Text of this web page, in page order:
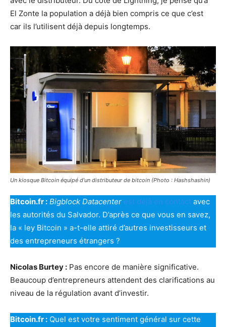
El Zonte la population a déjà bien compris ce que c’est
car ils l’utilisent déjà depuis longtemps.
Un kiosque Bitcoin équipé d’un distributeur de bitcoin (Photo : Hashshashin)
Bitcoin.fr : Bigblock Datacenter est déjà en contact avec
les autorités du Salvador. D’après ce que vous en savez,
la « ley Bitcoin » a-t-elle attiré d’autres investisseurs et
des entrepreneurs étrangers ?
Nicolas Burtey : Pas encore de manière significative.
Beaucoup d’entrepreneurs attendent des clarifications au
niveau de la régulation avant d’investir.
Bitcoin.fr : Quel est votre sentiment général sur cette